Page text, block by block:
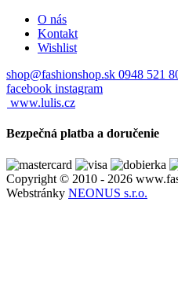
O nás
Kontakt
Wishlist
shop@fashionshop.sk 0948 521
facebook instagram
www.lulis.cz
Bezpečná platba a doručenie
Copyright © 2010 - 2026
Webstránky NEONUS s.r.o.